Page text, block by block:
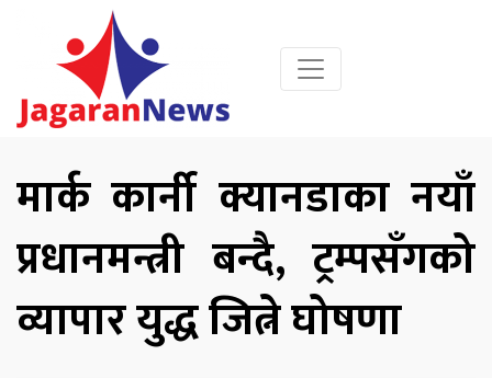
मार्क कार्नी क्यानडाका नयाँ
प्रधानमन्त्री बन्दै, ट्रम्पसँगको
व्यापार युद्ध जित्ने घोषणा